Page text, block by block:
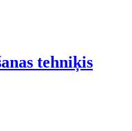
tehniķis